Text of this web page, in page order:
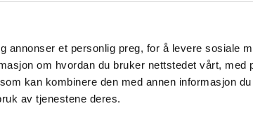
annonser et personlig preg, for å levere sosiale
om hvordan du bruker nettstedet vårt, med
kan kombinere den med annen informasjon
av tjenestene deres.
med unntak av
jakt eller
på sosiale medier